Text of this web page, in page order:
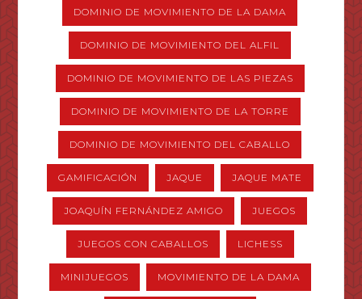
DOMINIO DE MOVIMIENTO DE LA DAMA
DOMINIO DE MOVIMIENTO DEL ALFIL
DOMINIO DE MOVIMIENTO DE LAS PIEZAS
DOMINIO DE MOVIMIENTO DE LA TORRE
DOMINIO DE MOVIMIENTO DEL CABALLO
GAMIFICACIÓN JAQUE JAQUE MATE
JOAQUÍN FERNÁNDEZ AMIGO JUEGOS
JUEGOS CON CABALLOS LICHESS
MINIJUEGOS MOVIMIENTO DE LA DAMA